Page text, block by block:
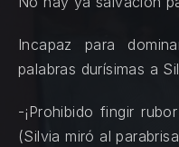
Incapaz para
palabras durísimas a
-¡Prohibido fingir
(Silvia miró al